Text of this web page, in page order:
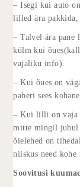
– Isegi kui auto
lilled ära pakkida,
– Talvel ära pane
külm kui
vajaliku info).
– Kui õues on
paberi sees
– Kui lilli on vaja
mitte mingil juhul
õielehed on
niiskus need kohe
Soovitusi